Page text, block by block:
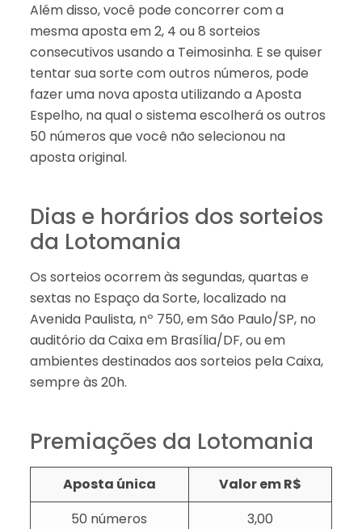
Além disso, você pode concorrer com a
mesma aposta em 2, 4 ou 8 sorteios
consecutivos usando a Teimosinha. E se quiser
tentar sua sorte com outros números, pode
fazer uma nova aposta utilizando a Aposta
Espelho, na qual o sistema escolherá os outros
50 números que você não selecionou na
aposta original.
Dias e horários dos sorteios
da Lotomania
Os sorteios ocorrem às segundas, quartas e
sextas no Espaço da Sorte, localizado na
Avenida Paulista, nº 750, em São Paulo/SP, no
auditório da Caixa em Brasília/DF, ou em
ambientes destinados aos sorteios pela Caixa,
sempre às 20h.
Premiações da Lotomania
Aposta única
Valor em R$
50 números
3,00